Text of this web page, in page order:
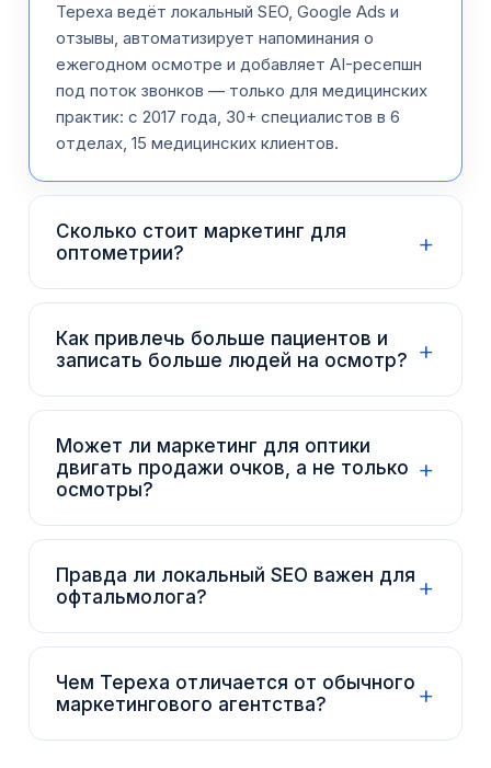
Tepexa ведёт локальный SEO, Google Ads и
отзывы, автоматизирует напоминания о
ежегодном осмотре и добавляет AI-ресепшн
под поток звонков — только для медицинских
практик: с 2017 года, 30+ специалистов в 6
отделах, 15 медицинских клиентов.
Сколько стоит маркетинг для
оптометрии?
+
Как привлечь больше пациентов и
записать больше людей на осмотр? +
Может ли маркетинг для оптики
двигать продажи очков, а не только
осмотры?
+
Правда ли локальный SEO важен для
офтальмолога?
+
Чем Tepexa отличается от обычного
маркетингового агентства?
+